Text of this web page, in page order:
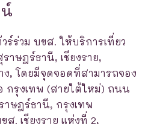
ร์ร่วม บขส. ให้บริการเที่ยว
าษฎร์ธานี, เชียงราย,
ง, โดยมีจุดจอดที่สามารถจอง
กรุงเทพ (สายใต้ใหม่) ถนน
ษฎร์ธานี, กรุงเทพ
. เชียงราย แห่งที่ 2,